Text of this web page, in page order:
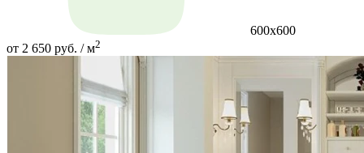
600х600
от 2 650 руб. / м2